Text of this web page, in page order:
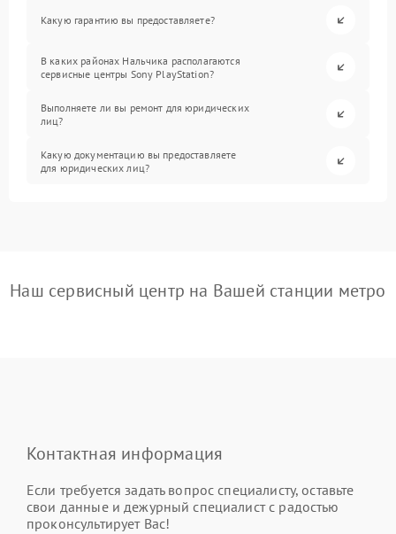
Какую гарантию вы предоставляете?
В каких районах Нальчика располагаются
сервисные центры Sony PlayStation?
Выполняете ли вы ремонт для юридических
лиц?
Какую документацию вы предоставляете
для юридических лиц?
Наш сервисный центр на Вашей станции метро
Контактная информация
Если требуется задать вопрос специалисту, оставьте
свои данные и дежурный специалист с радостью
проконсультирует Вас!